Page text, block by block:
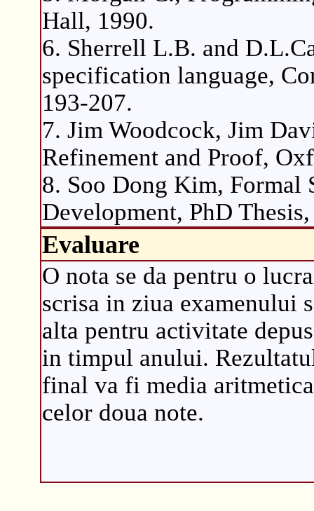
Hall, 1990.
6. Sherrell L.B. and
specification language,
193-207.
7. Jim Woodcock, Jim
Refinement and Proof,
8. Soo Dong Kim, Formal
Development, PhD
Evaluare
O nota se da pentru o
scrisa in ziua examenului
alta pentru activitate
in timpul anului.
final va fi media
celor doua note.